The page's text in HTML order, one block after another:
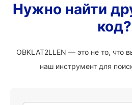
Нужно найти
код?
OBKLAT2LLEN — это не то, что
наш инструмент для